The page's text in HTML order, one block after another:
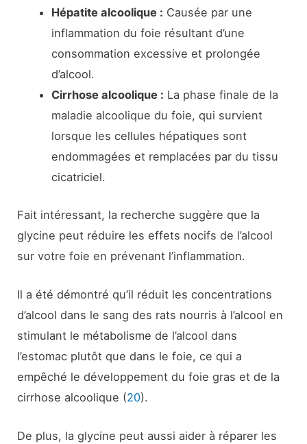
Hépatite alcoolique : Causée par une
inflammation du foie résultant d’une
consommation excessive et prolongée
d’alcool.
Cirrhose alcoolique : La phase finale de la
maladie alcoolique du foie, qui survient
lorsque les cellules hépatiques sont
endommagées et remplacées par du tissu
cicatriciel.
Fait intéressant, la recherche suggère que la
glycine peut réduire les effets nocifs de l’alcool
sur votre foie en prévenant l’inflammation.
Il a été démontré qu’il réduit les concentrations
d’alcool dans le sang des rats nourris à l’alcool en
stimulant le métabolisme de l’alcool dans
l’estomac plutôt que dans le foie, ce qui a
empêché le développement du foie gras et de la
cirrhose alcoolique (20).
De plus, la glycine peut aussi aider à réparer les